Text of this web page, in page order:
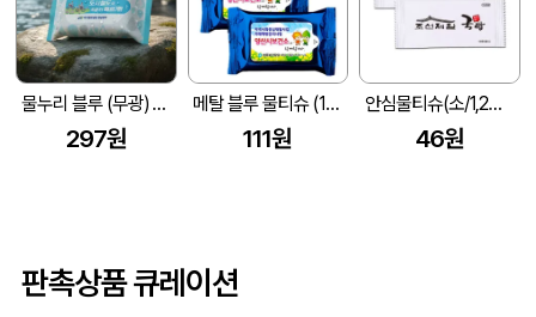
물누리 블루 (무광) 물티슈 25매/30매/35매
297원
메탈 블루 물티슈 (10매/15매/20매) (150*90mm)
111원
안심물티슈(소/1,2도 인쇄) (120*50mm)
46원
판촉상품 큐레이션